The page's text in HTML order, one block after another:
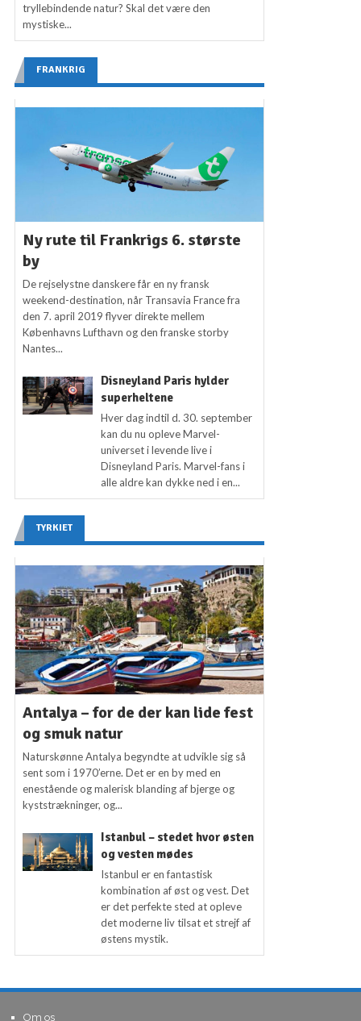
tryllebindende natur? Skal det være den
mystiske...
FRANKRIG
Ny rute til Frankrigs 6. største
by
De rejselystne danskere får en ny fransk
weekend-destination, når Transavia France fra
den 7. april 2019 flyver direkte mellem
Københavns Lufthavn og den franske storby
Nantes...
Disneyland Paris hylder
superheltene
Hver dag indtil d. 30. september
kan du nu opleve Marvel-
universet i levende live i
Disneyland Paris. Marvel-fans i
alle aldre kan dykke ned i en...
TYRKIET
Antalya – for de der kan lide fest
og smuk natur
Naturskønne Antalya begyndte at udvikle sig så
sent som i 1970’erne. Det er en by med en
enestående og malerisk blanding af bjerge og
kyststrækninger, og...
Istanbul – stedet hvor østen
og vesten mødes
Istanbul er en fantastisk
kombination af øst og vest. Det
er det perfekte sted at opleve
det moderne liv tilsat et strejf af
østens mystik.
Om os